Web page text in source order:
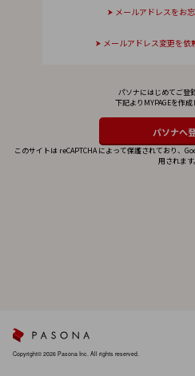
メールアドレスをお
メールアドレス変更を依
パソナにはじめてご登
下記よりMYPAGEを作成
このサイトは reCAPTCHA によって保護されており、
用されます。
Copyright© 2026 Pasona Inc. All rights reserved.